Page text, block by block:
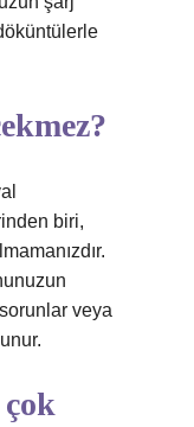
biri,
sorunlar veya